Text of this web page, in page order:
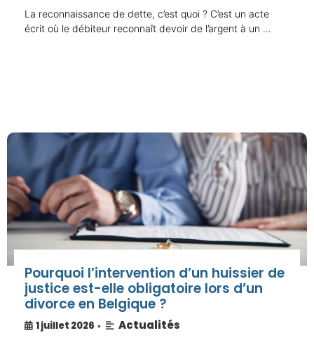
La reconnaissance de dette, c’est quoi ? C’est un acte
écrit où le débiteur reconnaît devoir de l’argent à un …
Pourquoi l’intervention d’un huissier de
justice est-elle obligatoire lors d’un
divorce en Belgique ?
1 juillet 2026 • Actualités